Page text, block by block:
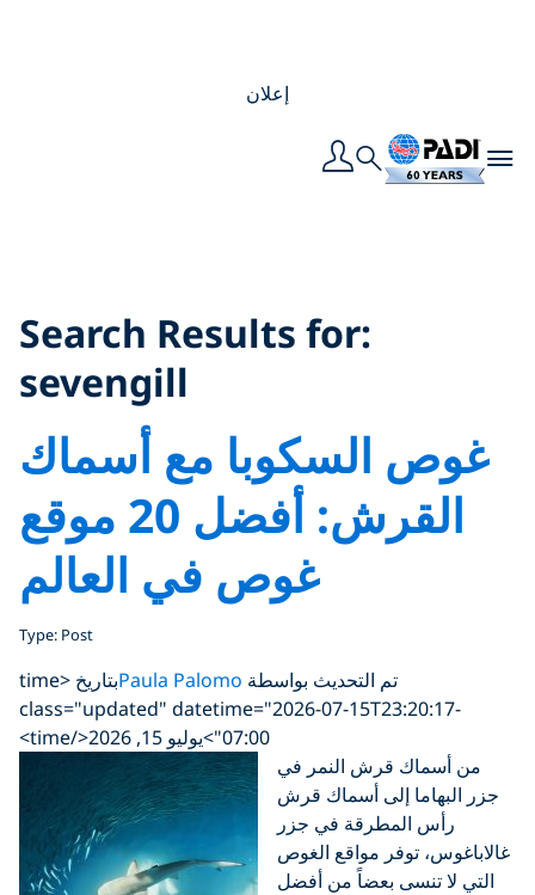
إعلان
Toggle navigation
Search
Search Results for:
sevengill
غوص السكوبا مع أسماك
القرش: أفضل 20 موقع
غوص في العالم
Type: Post
تم التحديث بواسطة Paula Palomo
بتاريخ <time
class="updated" datetime="2026-07-15T23:20:17-
07:00">يوليو 15, 2026</time>
من أسماك قرش النمر في
جزر البهاما إلى أسماك قرش
رأس المطرقة في جزر
غالاباغوس، توفر مواقع الغوص
التي لا تنسى بعضاً من أفضل